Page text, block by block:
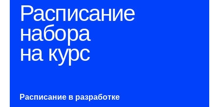
Расписание
набора
на курс
Расписание в разработке